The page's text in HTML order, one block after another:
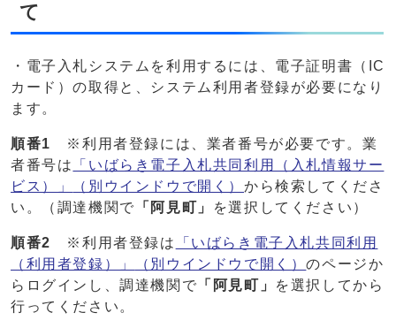
て
・電子入札システムを利用するには、電子証明書（IC
カード）の取得と、システム利用者登録が必要になり
ます。
順番1
※利用者登録には、業者番号が必要です。業
者番号は
「いばらき電子入札共同利用（入札情報サー
ビス）」
（別ウインドウで開く）から検索してくださ
い。（調達機関で
「阿見町」 を選択してください）
順番2 ※利用者登録は
「いばらき電子入札共同利用
（利用者登録）」
（別ウインドウで開く）のページか
らログインし、調達機関で 「阿見町」
を選択してから
行ってください。